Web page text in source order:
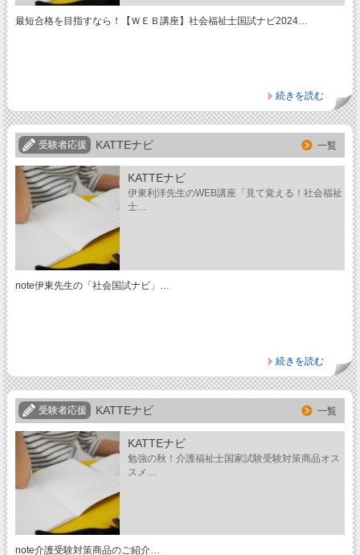
最短合格を目指すなら！【ＷＥＢ講座】社会福祉士国試ナビ2024…
続きを読む
受験者応援 KATTEナビ 一覧
KATTEナビ
伊東利洋先生のWEB講座「見て覚える！社会福祉
士…
note伊東先生の「社会国試ナビ」…
続きを読む
受験者応援 KATTEナビ 一覧
KATTEナビ
勉強の秋！介護福祉士国家試験受験対策商品オス
スメ…
note介護受験対策商品のご紹介…